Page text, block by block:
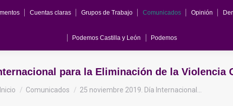
Cuentas claras Grupos de Trabajo Comunicados Opinión
Podemos Castilla y León Podemos
para la Eliminación de la Violencia
Inicio Comunicados 25 noviembre 2019. Día Internacional…
Documentos Cuentas claras Grupos de Trabajo Comunicados Opinión